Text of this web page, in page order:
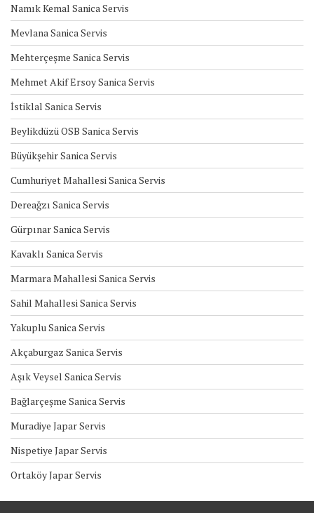
Namık Kemal Sanica Servis
Mevlana Sanica Servis
Mehterçeşme Sanica Servis
Mehmet Akif Ersoy Sanica Servis
İstiklal Sanica Servis
Beylikdüzü OSB Sanica Servis
Büyükşehir Sanica Servis
Cumhuriyet Mahallesi Sanica Servis
Dereağzı Sanica Servis
Gürpınar Sanica Servis
Kavaklı Sanica Servis
Marmara Mahallesi Sanica Servis
Sahil Mahallesi Sanica Servis
Yakuplu Sanica Servis
Akçaburgaz Sanica Servis
Aşık Veysel Sanica Servis
Bağlarçeşme Sanica Servis
Muradiye Japar Servis
Nispetiye Japar Servis
Ortaköy Japar Servis